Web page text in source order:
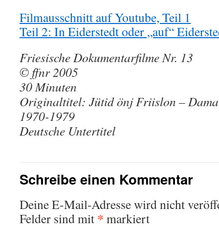
Filmausschnitt auf Youtube, Teil 1
Teil 2: In Eiderstedt oder „auf“
Friesische Dokumentarfilme Nr. 13
© ffnr 2005
30 Minuten
Originaltitel: Jütid önj Friislon –
1970-1979
Deutsche Untertitel
Schreibe einen Kommentar
Deine E-Mail-Adresse wird nicht
Felder sind mit * markiert